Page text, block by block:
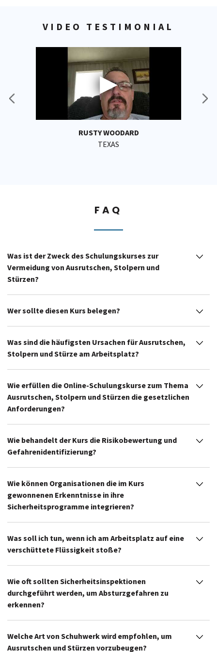
VIDEO TESTIMONIAL
RUSTY WOODARD
TEXAS
FAQ
Was ist der Zweck des Schulungskurses zur
Vermeidung von Ausrutschen, Stolpern und
Stürzen?
Wer sollte diesen Kurs belegen?
Was sind die häufigsten Ursachen für Ausrutschen,
Stolpern und Stürze am Arbeitsplatz?
Wie erfüllen die Online-Schulungskurse zum Thema
Ausrutschen, Stolpern und Stürzen die gesetzlichen
Anforderungen?
Wie behandelt der Kurs die Risikobewertung und
Gefahrenidentifizierung?
Wie können Organisationen die im Kurs
gewonnenen Erkenntnisse in ihre
Sicherheitsprogramme integrieren?
Was soll ich tun, wenn ich am Arbeitsplatz auf eine
verschüttete Flüssigkeit stoße?
Wie oft sollten Sicherheitsinspektionen
durchgeführt werden, um Absturzgefahren zu
erkennen?
Welche Art von Schuhwerk wird empfohlen, um
Ausrutschen und Stürzen vorzubeugen?